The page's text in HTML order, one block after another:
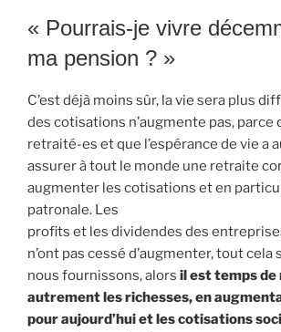
« Pourrais-je vivre
ma pension ? »
C’est déjà moins sûr, la vie sera plus
des cotisations n’augmente pas, parce
retraité-es et que l’espérance de vie a
assurer à tout le monde une retraite
augmenter les cotisations et en
patronale. Les
profits et les dividendes des
n’ont pas cessé d’augmenter, tout cela
nous fournissons, alors il est temps de
autrement les richesses, en
pour aujourd’hui et les cotisations